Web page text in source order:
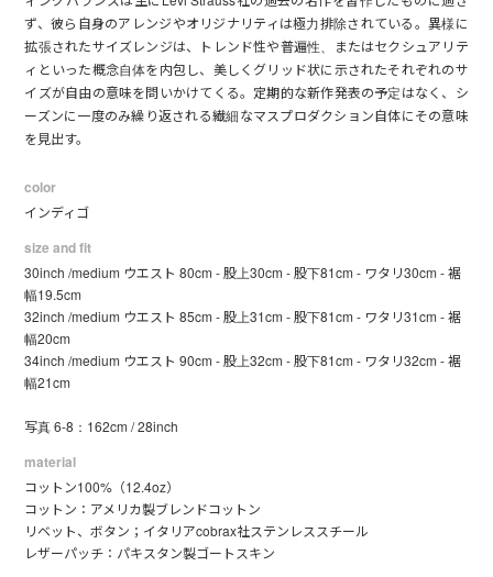
ず、彼ら自身のアレンジやオリジナリティは極力排除されている。異様に
拡張されたサイズレンジは、トレンド性や普遍性、またはセクシュアリテ
ィといった概念自体を内包し、美しくグリッド状に示されたそれぞれのサ
イズが自由の意味を問いかけてくる。定期的な新作発表の予定はなく、シ
ーズンに一度のみ繰り返される繊細なマスプロダクション自体にその意味
を見出す。
color
インディゴ
size and fit
30inch /medium ウエスト 80cm - 股上30cm - 股下81cm - ワタリ30cm - 裾
幅19.5cm
32inch /medium ウエスト 85cm - 股上31cm - 股下81cm - ワタリ31cm - 裾
幅20cm
34inch /medium ウエスト 90cm - 股上32cm - 股下81cm - ワタリ32cm - 裾
幅21cm
写真 6-8：162cm / 28inch
material
コットン100%（12.4oz）
コットン：アメリカ製ブレンドコットン
リベット、ボタン；イタリアcobrax社ステンレススチール
レザーパッチ：パキスタン製ゴートスキン